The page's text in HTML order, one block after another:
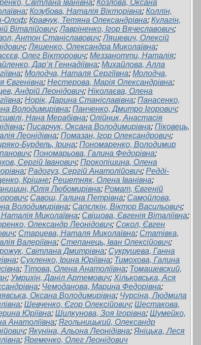
Світлана Іванівна; Козлова, Оксана
; Козубова, Наталія Вікторівна; Коллін,
Олоф; Кравчук, Тетяна Олександрівна; Кулагін,
Віталійович;Лавріненко, Ігор Вячеславович;
Антон Станіславович;Ляшевич, Олексій
;Ляшенко, Олександра Миколаївна;
Олег Вікторович; Меззанотти, Наталія;
Дар’я Геннадіївна; Михайлова, Алла
; Молодча, Наталя Сергїївна; Молодча,
Євгенівна; Нестерова, Марія Олександрівна;
Андрій Леонідович; Ніколаєва, Олена
; Норік, Дарина Станіславівна; Панасенко,
Володимирівна; Панченко, Дмитро Ігорович;
Нана Мерабівна; Олійник, Анастасія
; Писарчук, Оксана Володимирівна; Піковець,
Леонідівна; Помазан, Ігор Олександрович;
Бурдель, Ірина; Пономаренко, Володимир
; Пономарьова, Галина Федорівна;
Сергій Іванович; Прокопішина, Олена
; Радогуз, Сергій Анатолійович; Редді-
Крішне; Решетняк, Олена Іванівна;
Юлія Любомирівна; Ромат, Євгеній
; Савош, Галина Петрівна; Самойлова,
Володимирівна; Сапєлкін, Віктор Васильович;
Миколаївна; Свіщова, Євгенія Віталіївна;
Олександр Леонідович; Сокол, Євген
; Старцева, Наталя Миколаївна; Статівка,
Валеріївна; Степанець, Іван Олексійович;
Світлана Дмитрівна; Сукрушева, Ганна
; Сухленко, Ірина Юріївна; Тимохова, Галина
; Тітова, Олена Анатоліївна; Томашевский,
; Умрихін, Даніл Артемович; Хільковська, Ася
; Чемоданова, Марина Федорівна;
Оксана Володимирівна; Чурсіна, Людмила
; Шевченко, Єгор Олексійович; Шестакова,
Юріївна; Шилкунова, Зоя Ігорівна; Шумейко,
Анатоліївна; Ягольницький, Олександр
; Якуніна, Альона Леонідівна; Яніцька, Леся
; Яременко, Олег Леонідович